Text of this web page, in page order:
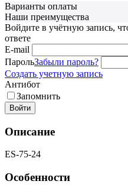
Варианты оплаты
Наши преимущества
Войдите в учётную запись,
ответе
E-mail
ПарольЗабыли пароль?
Создать учетную запись
Антибот
Запомнить
Войти
Описание
ES-75-24
Особенности